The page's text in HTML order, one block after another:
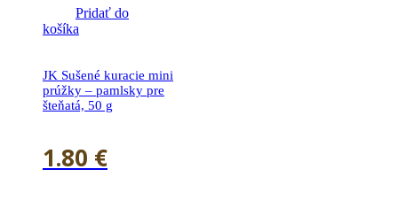
Pridať do
košíka
JK Sušené kuracie mini
prúžky – pamlsky pre
šteňatá, 50 g
1.80 €